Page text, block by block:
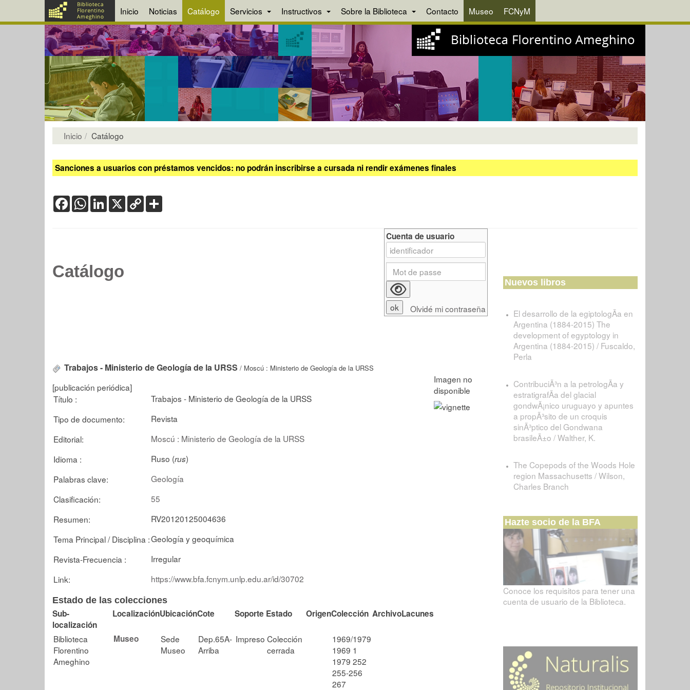
Inicio Noticias Catálogo Servicios Instructivos Sobre la Biblioteca Contacto Museo FCNyM
Inicio Catálogo
Sanciones a usuarios con préstamos vencidos: no podrán inscribirse a cursada ni rendir exámenes finales
FacebookWhatsApp
LinkedIn
X Copy
Link
Catálogo
Trabajos - Ministerio de Geología de la URSS / Moscú : Ministerio de Geología de la URSS
[publicación periódica]
Título :
Trabajos - Ministerio de Geología de la URSS
Tipo de documento:
Revista
Editorial:
Moscú : Ministerio de Geología de la URSS
Idioma :
Ruso (rus)
Palabras clave:
Geología
Clasificación:
55
Resumen:
RV20120125004636
Tema Principal / Disciplina :Geología y geoquímica
Revista-Frecuencia :
Irregular
Link:
https://www.bfa.fcnym.unlp.edu.ar/id/30702
Estado de las colecciones
Sub-
localización
LocalizaciónUbicaciónCote Soporte Estado OrigenColección ArchivoLacunes
Biblioteca
Florentino
Ameghino
Museo
Sede
Museo
Dep.65A-
Arriba
Impreso Colección
cerrada
1969/1979
1969 1
1979 252
255-256
267
Cuenta de usuario
Olvidé mi contraseña
Nuevos libros
El desarrollo de la egiptologÃ­a en
Argentina (1884-2015) The
development of egyptology in
Argentina (1884-2015) / Fuscaldo,
Perla
ContribuciÃ³n a la petrologÃ­a y
estratigrafÃ­a del glacial
gondwÃ¡nico uruguayo y apuntes
a propÃ³sito de un croquis
sinÃ³ptico del Gondwana
brasileÃ±o / Walther, K.
The Copepods of the Woods Hole
region Massachusetts / Wilson,
Charles Branch
Hazte socio de la BFA
Conoce los requisitos para tener una
cuenta de usuario de la Biblioteca.